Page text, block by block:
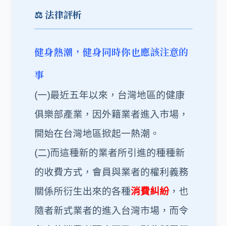
⚖️ 法律評析
健身熱潮，健身同時你也應該注意的
事
(一)最近五年以來，台灣地區的健康
俱樂部產業，因外籍業者進入市場，
開始在台灣地區掀起一熱潮。
(二)而這種新的業者所引進的種種新
的收費方式，會員與業者的權利義務
關係所衍生出來的各種消費糾紛 ，也
隨者新式業者的進入台灣市場，而令